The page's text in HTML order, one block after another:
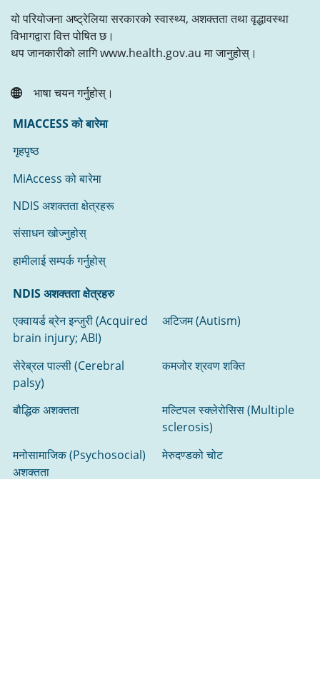
यो परियोजना अष्ट्रेलिया सरकारको स्वास्थ्य, अशक्तता तथा वृद्धावस्था
विभागद्वारा वित्त पोषित छ।
थप जानकारीको लागि www.health.gov.au मा जानुहोस्।
भाषा चयन गर्नुहोस्।
MIACCESS को बारेमा
गृहपृष्ठ
MiAccess को बारेमा
NDIS अशक्तता क्षेत्रहरू
संसाधन खोज्नुहोस्‌
हामीलाई सम्पर्क गर्नुहोस्
NDIS अशक्तता क्षेत्रहरु
एक्वायर्ड ब्रेन इन्जुरी (Acquired
brain injury; ABI)
अटिजम (Autism)
सेरेब्रल पाल्सी (Cerebral
palsy)
कमजोर श्रवण शक्ति
बौद्धिक अशक्तता
मल्टिपल स्क्लेरोसिस (Multiple
sclerosis)
मनोसामाजिक (Psychosocial)
अशक्तता
मेरुदण्डको चोट